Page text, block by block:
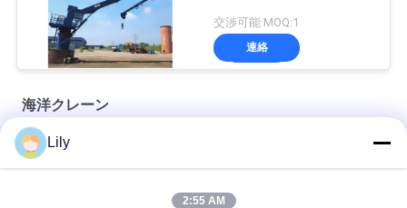
交渉可能 MOQ:1
連絡
海洋クレーン
プレミアム OUCO マリン ワイヤー ロープ
Lily
2:55 AM